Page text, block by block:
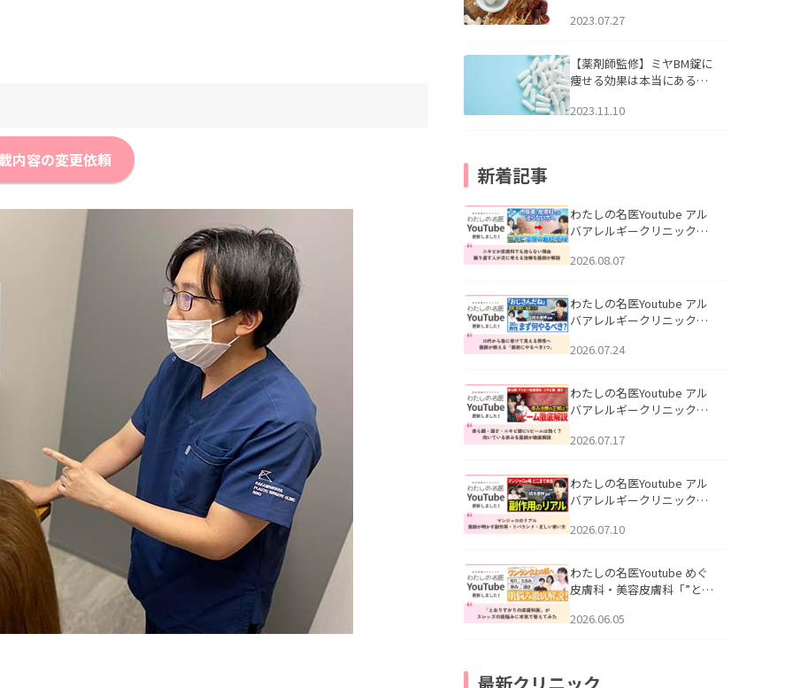
内容の変更依頼
2023.07.27
【薬剤師監修】ミヤBM錠に
痩せる効果は本当にある
2023.11.10
新着記事
わたしの名医Youtube アル
バアレルギークリニック札
らない理由｜繰り返す人が
説」を公開いたしました。
2026.08.07
わたしの名医Youtube アル
バアレルギークリニック札
える男性へ｜医師が教える
公開いたしました。
2026.07.24
わたしの名医Youtube アル
バアレルギークリニック札
跡にVビームは効く？向いて
説」を公開いたしました。
2026.07.17
わたしの名医Youtube アル
バアレルギークリニック札
医師が明かす副作用・リバ
公開いたしました。
2026.07.10
わたしの名医Youtube めぐ
皮膚科・美容皮膚科「”とお
ッズの肌悩みに本気で答え
2026.06.05